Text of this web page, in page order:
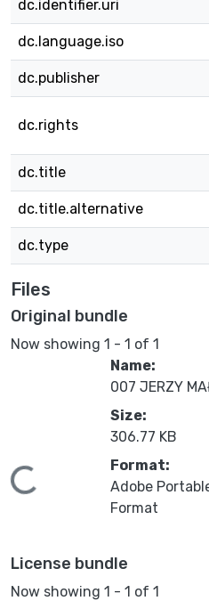
dc.identifier.uri
dc.language.iso
dc.publisher
dc.rights
dc.title
dc.title.alternative
dc.type
Files
Original bundle
Now showing 1 - 1 of 1
Name:
007 JERZY
Size:
306.77 KB
Format:
Adobe
Format
License bundle
Now showing 1 - 1 of 1